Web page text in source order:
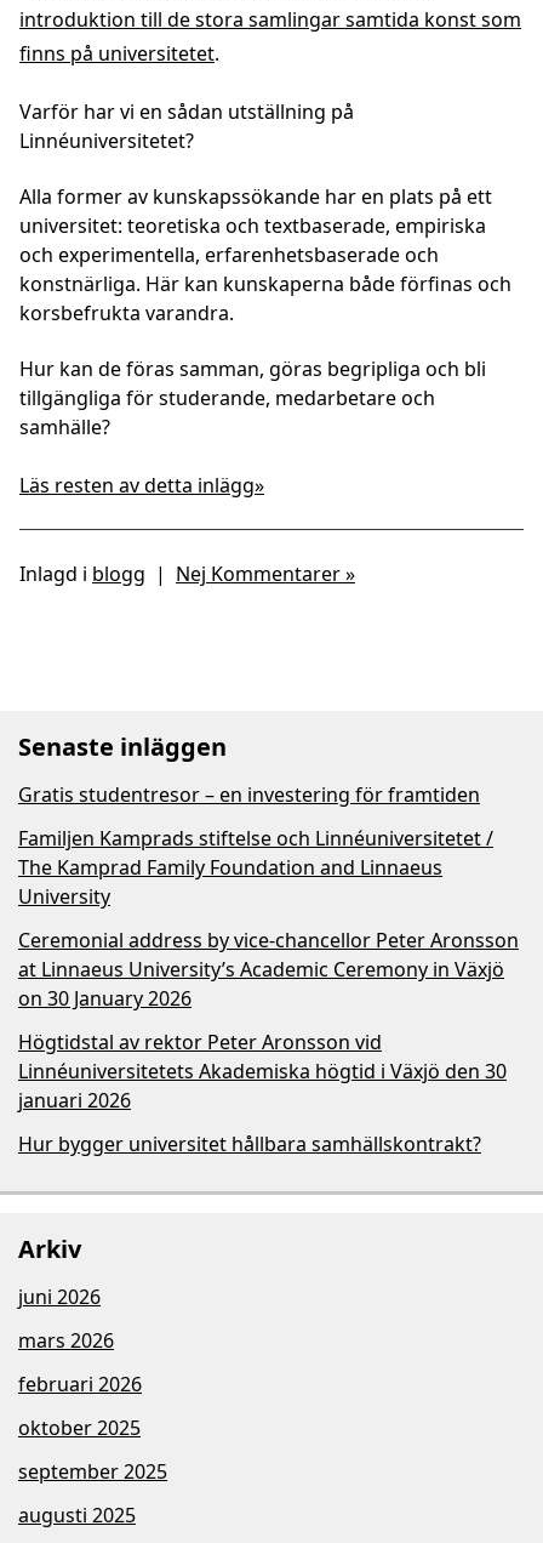
introduktion till de stora samlingar samtida konst som
finns på universitetet.
Varför har vi en sådan utställning på
Linnéuniversitetet?
Alla former av kunskapssökande har en plats på ett
universitet: teoretiska och textbaserade, empiriska
och experimentella, erfarenhetsbaserade och
konstnärliga. Här kan kunskaperna både förfinas och
korsbefrukta varandra.
Hur kan de föras samman, göras begripliga och bli
tillgängliga för studerande, medarbetare och
samhälle?
Läs resten av detta inlägg»
Inlagd i blogg | Nej Kommentarer »
Senaste inläggen
Gratis studentresor – en investering för framtiden
Familjen Kamprads stiftelse och Linnéuniversitetet /
The Kamprad Family Foundation and Linnaeus
University
Ceremonial address by vice-chancellor Peter Aronsson
at Linnaeus University’s Academic Ceremony in Växjö
on 30 January 2026
Högtidstal av rektor Peter Aronsson vid
Linnéuniversitetets Akademiska högtid i Växjö den 30
januari 2026
Hur bygger universitet hållbara samhällskontrakt?
Arkiv
juni 2026
mars 2026
februari 2026
oktober 2025
september 2025
augusti 2025